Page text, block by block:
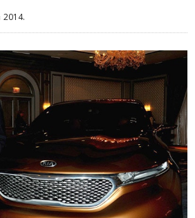
2014.